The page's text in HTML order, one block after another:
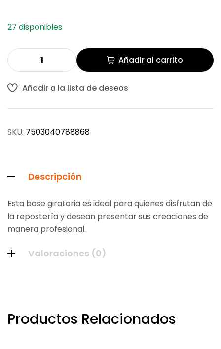
27 disponibles
Añadir al carrito
Añadir a la lista de deseos
SKU: 7503040788868
Descripción
Esta base giratoria es ideal para quienes disfrutan de
la repostería y desean presentar sus creaciones de
manera profesional.
Valoraciones (0)
Productos Relacionados